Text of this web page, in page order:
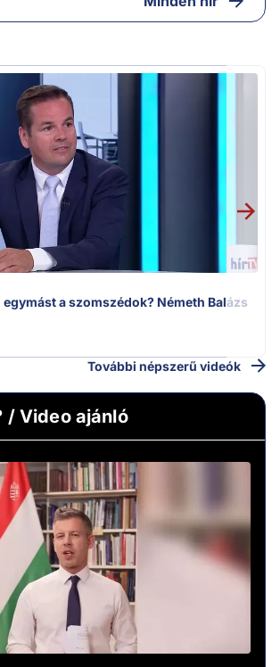
a szomszédok? Németh Balázs
További népszerű videók
/ Video ajánló